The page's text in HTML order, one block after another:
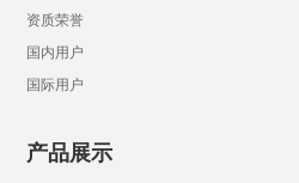
资质荣誉
国内用户
国际用户
产品展示